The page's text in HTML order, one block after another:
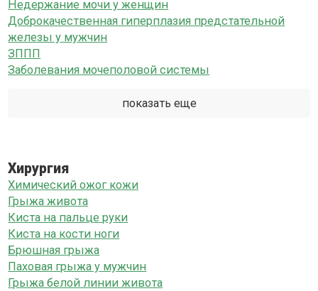
Недержание мочи у женщин
Доброкачественная гиперплазия предстательной
железы у мужчин
ЗППП
Заболевания мочеполовой системы
показать еще
Хирургия
Химический ожог кожи
Грыжа живота
Киста на пальце руки
Киста на кости ноги
Брюшная грыжа
Паховая грыжа у мужчин
Грыжа белой линии живота